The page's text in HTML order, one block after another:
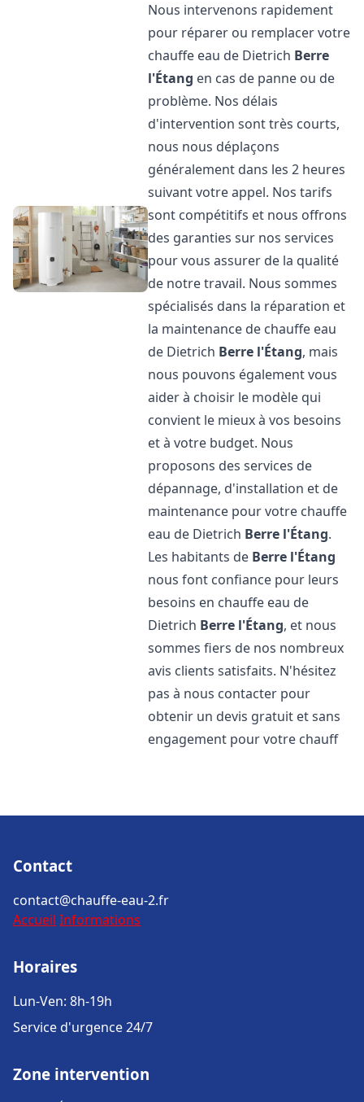
Nous intervenons rapidement
pour réparer ou remplacer votre
chauffe eau de Dietrich Berre
l'Étang en cas de panne ou de
problème. Nos délais
d'intervention sont très courts,
nous nous déplaçons
généralement dans les 2 heures
suivant votre appel. Nos tarifs
sont compétitifs et nous offrons
des garanties sur nos services
pour vous assurer de la qualité
de notre travail. Nous sommes
spécialisés dans la réparation et
la maintenance de chauffe eau
de Dietrich Berre l'Étang, mais
nous pouvons également vous
aider à choisir le modèle qui
convient le mieux à vos besoins
et à votre budget. Nous
proposons des services de
dépannage, d'installation et de
maintenance pour votre chauffe
eau de Dietrich Berre l'Étang.
Les habitants de Berre l'Étang
nous font confiance pour leurs
besoins en chauffe eau de
Dietrich Berre l'Étang, et nous
sommes fiers de nos nombreux
avis clients satisfaits. N'hésitez
pas à nous contacter pour
obtenir un devis gratuit et sans
engagement pour votre chauff
Contact
contact@chauffe-eau-2.fr
Accueil Informations
Horaires
Lun-Ven: 8h-19h
Service d'urgence 24/7
Zone intervention